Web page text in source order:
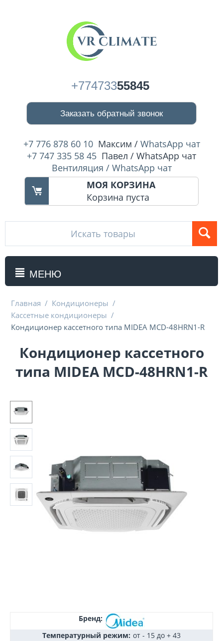
+77473355845
Заказать обратный звонок
+7 776 878 60 10 Максим / WhatsApp чат
+7 747 335 58 45 Павел / WhatsApp чат
Вентиляция / WhatsApp чат
МОЯ КОРЗИНА
Корзина пуста
МЕНЮ
Главная / Кондиционеры /
Кассетные кондиционеры /
Кондиционер кассетного типа MIDEA MCD-48HRN1-R
Кондиционер кассетного
типа MIDEA MCD-48HRN1-R
Бренд:
Температурный режим: от - 15 до + 43